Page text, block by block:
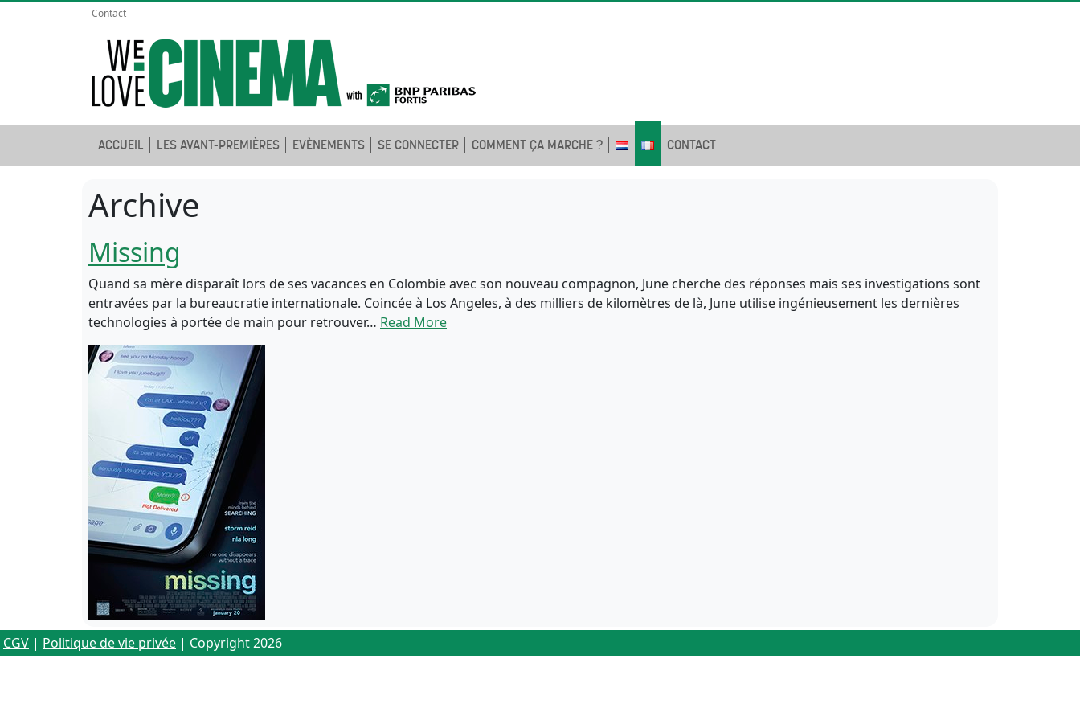
Contact
ACCUEIL LES AVANT-PREMIÈRES EVÈNEMENTS SE CONNECTER COMMENT ÇA MARCHE ? CONTACT
Archive
Missing
Quand sa mère disparaît lors de ses vacances en Colombie avec son nouveau compagnon, June cherche des réponses mais ses investigations sont
entravées par la bureaucratie internationale. Coincée à Los Angeles, à des milliers de kilomètres de là, June utilise ingénieusement les dernières
technologies à portée de main pour retrouver… Read More
CGV | Politique de vie privée | Copyright 2026